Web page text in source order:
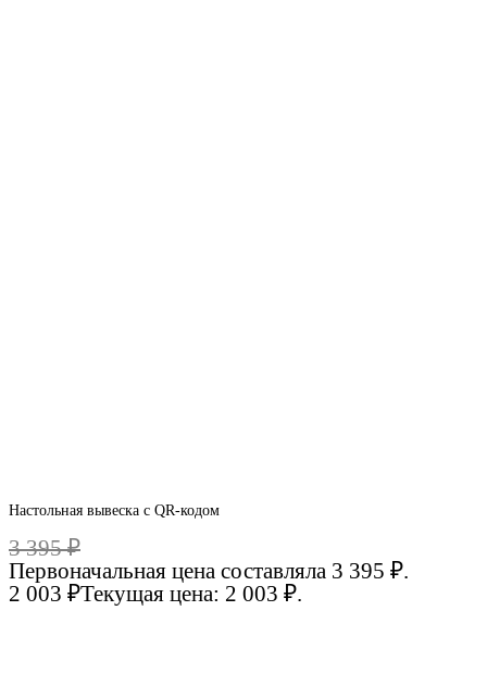
Настольная вывеска с QR-кодом
3 395₽
Первоначальная цена составляла 3 395 ₽.
2 003 ₽Текущая цена: 2 003 ₽.